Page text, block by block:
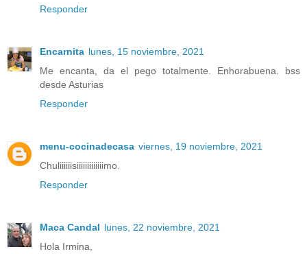
Responder
Encarnita lunes, 15 noviembre, 2021
Me encanta, da el pego totalmente. Enhorabuena. bss
desde Asturias
Responder
menu-cocinadecasa viernes, 19 noviembre, 2021
Chuliiiiiisiiiiiiiiiiiiimo.
Responder
Maca Candal lunes, 22 noviembre, 2021
Hola Irmina,